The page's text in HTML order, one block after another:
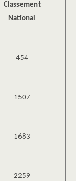
Classement
National
454
1507
1683
2259